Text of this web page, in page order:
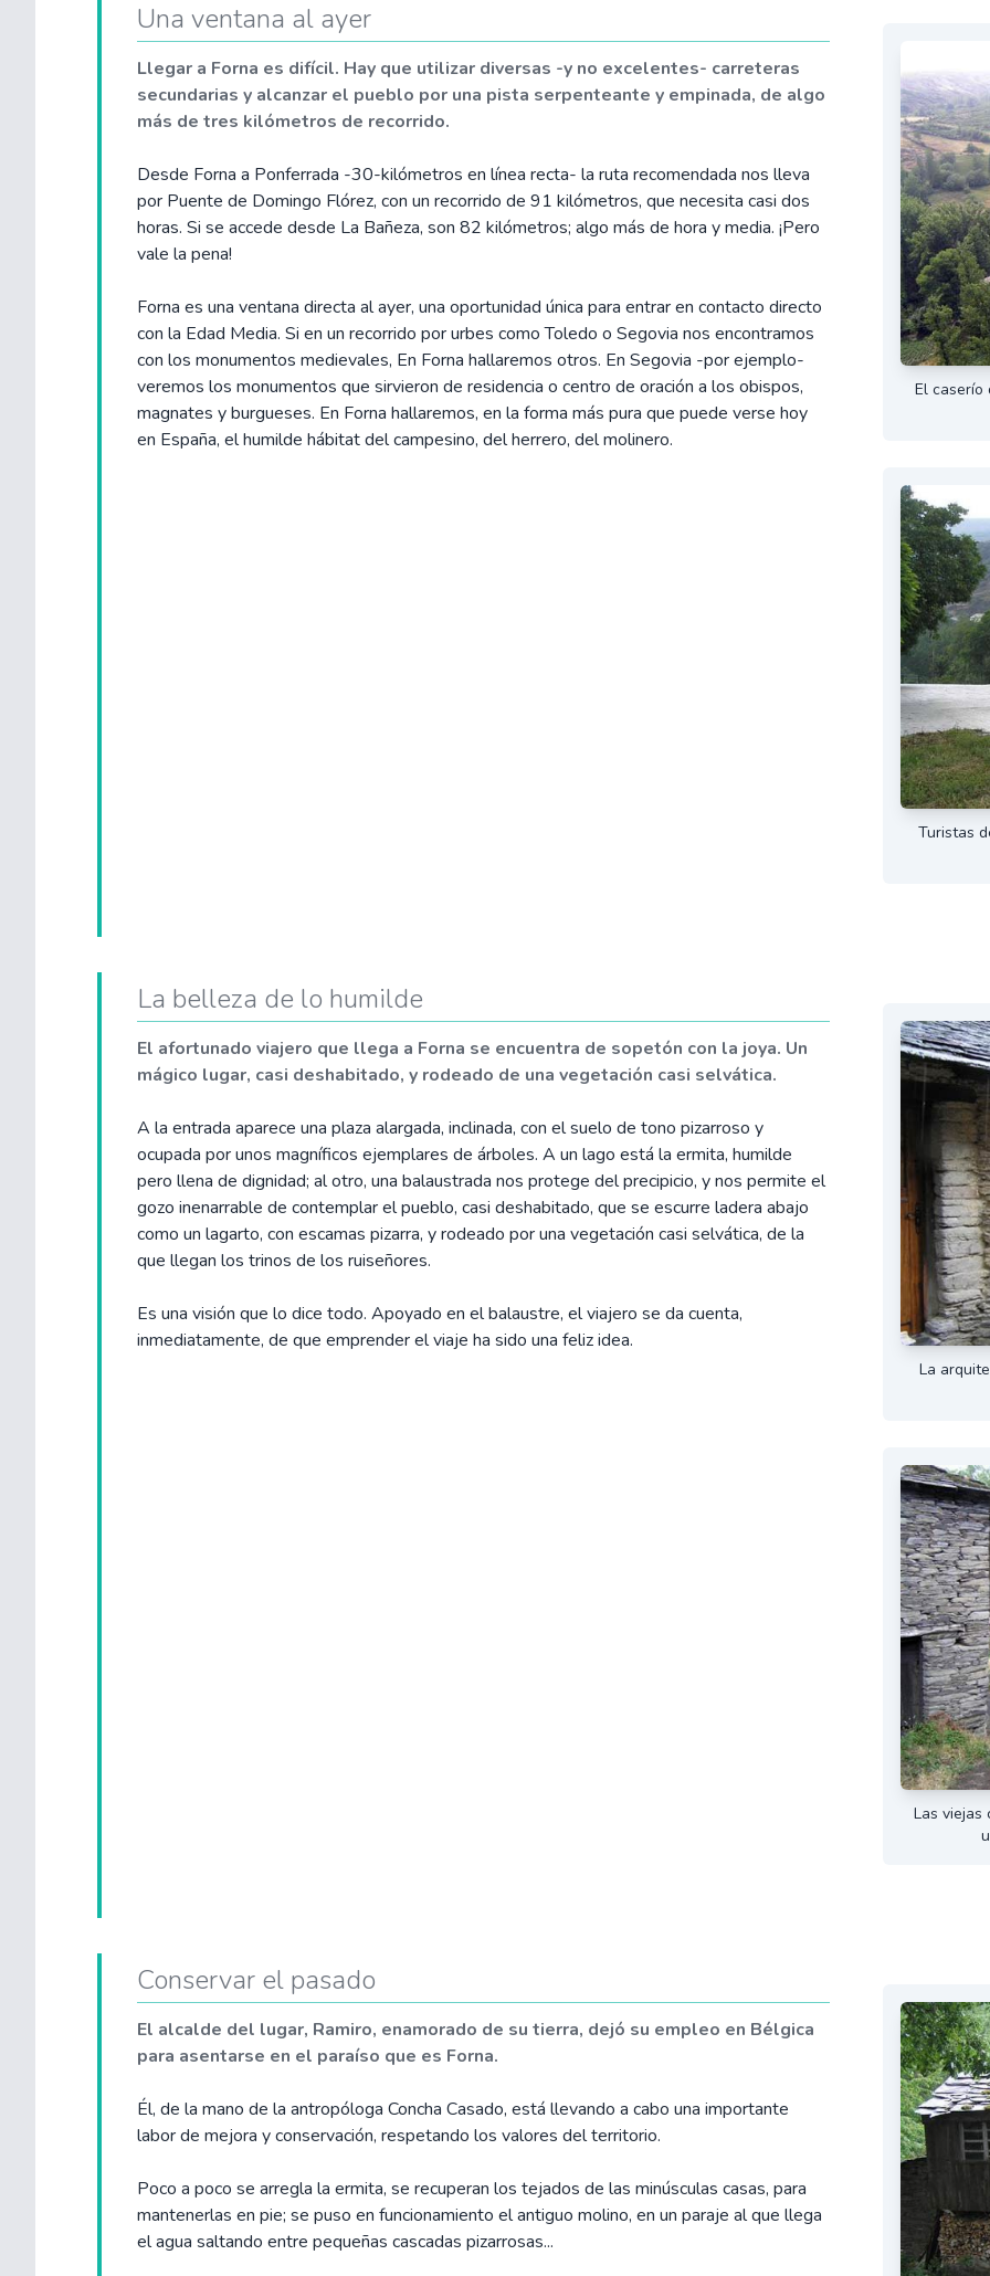
Una ventana al ayer
Llegar a Forna es difícil. Hay que utilizar diversas -y no excelentes- carreteras
secundarias y alcanzar el pueblo por una pista serpenteante y empinada, de algo
más de tres kilómetros de recorrido.
Desde Forna a Ponferrada -30-kilómetros en línea recta- la ruta recomendada nos lleva
por Puente de Domingo Flórez, con un recorrido de 91 kilómetros, que necesita casi dos
horas. Si se accede desde La Bañeza, son 82 kilómetros; algo más de hora y media. ¡Pero
vale la pena!
Forna es una ventana directa al ayer, una oportunidad única para entrar en contacto directo
con la Edad Media. Si en un recorrido por urbes como Toledo o Segovia nos encontramos
con los monumentos medievales, En Forna hallaremos otros. En Segovia -por ejemplo-
veremos los monumentos que sirvieron de residencia o centro de oración a los obispos,
magnates y burgueses. En Forna hallaremos, en la forma más pura que puede verse hoy
en España, el humilde hábitat del campesino, del herrero, del molinero.
El caserío
Turistas
La belleza de lo humilde
El afortunado viajero que llega a Forna se encuentra de sopetón con la joya. Un
mágico lugar, casi deshabitado, y rodeado de una vegetación casi selvática.
A la entrada aparece una plaza alargada, inclinada, con el suelo de tono pizarroso y
ocupada por unos magníficos ejemplares de árboles. A un lago está la ermita, humilde
pero llena de dignidad; al otro, una balaustrada nos protege del precipicio, y nos permite el
gozo inenarrable de contemplar el pueblo, casi deshabitado, que se escurre ladera abajo
como un lagarto, con escamas pizarra, y rodeado por una vegetación casi selvática, de la
que llegan los trinos de los ruiseñores.
Es una visión que lo dice todo. Apoyado en el balaustre, el viajero se da cuenta,
inmediatamente, de que emprender el viaje ha sido una feliz idea.
La
Las viejas
Conservar el pasado
El alcalde del lugar, Ramiro, enamorado de su tierra, dejó su empleo en Bélgica
para asentarse en el paraíso que es Forna.
Él, de la mano de la antropóloga Concha Casado, está llevando a cabo una importante
labor de mejora y conservación, respetando los valores del territorio.
Poco a poco se arregla la ermita, se recuperan los tejados de las minúsculas casas, para
mantenerlas en pie; se puso en funcionamiento el antiguo molino, en un paraje al que llega
el agua saltando entre pequeñas cascadas pizarrosas...